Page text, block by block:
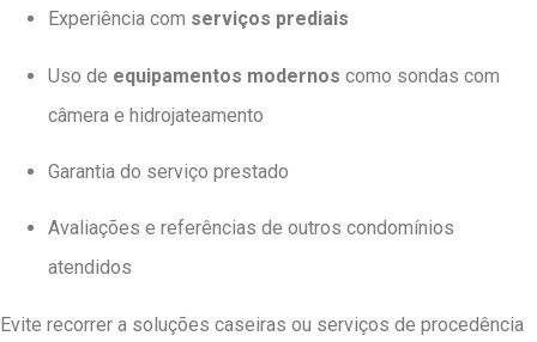
Experiência com serviços prediais
Uso de equipamentos modernos como sondas com
câmera e hidrojateamento
Garantia do serviço prestado
Avaliações e referências de outros condomínios
atendidos
Evite recorrer a soluções caseiras ou serviços de procedência